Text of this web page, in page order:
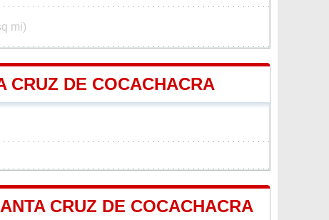
mi)
CRUZ DE COCACHACRA
CRUZ DE COCACHACRA